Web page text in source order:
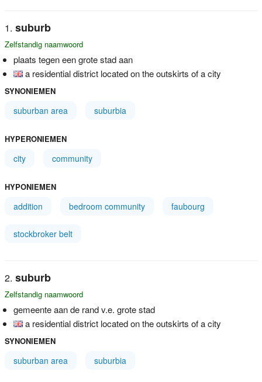
suburb
Zelfstandig naamwoord
plaats tegen een grote stad aan
a residential district located on the outskirts of a city
SYNONIEMEN
suburban area suburbia
HYPERONIEMEN
city community
HYPONIEMEN
addition bedroom community faubourg
stockbroker belt
suburb
Zelfstandig naamwoord
gemeente aan de rand v.e. grote stad
a residential district located on the outskirts of a city
SYNONIEMEN
suburban area suburbia